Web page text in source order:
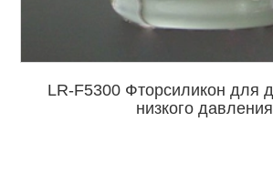
LR-F5300 Фторсиликон для
низкого давления